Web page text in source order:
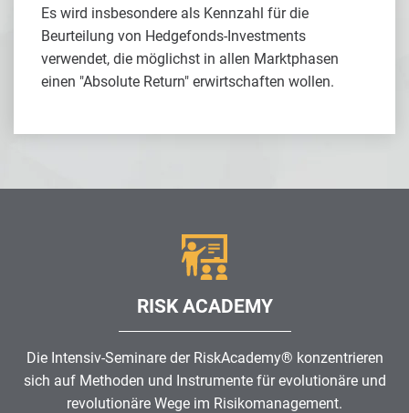
Es wird insbesondere als Kennzahl für die
Beurteilung von Hedgefonds-Investments
verwendet, die möglichst in allen Marktphasen
einen "Absolute Return" erwirtschaften wollen.
RISK ACADEMY
Die Intensiv-Seminare der RiskAcademy® konzentrieren
sich auf Methoden und Instrumente für evolutionäre und
revolutionäre Wege im Risikomanagement.